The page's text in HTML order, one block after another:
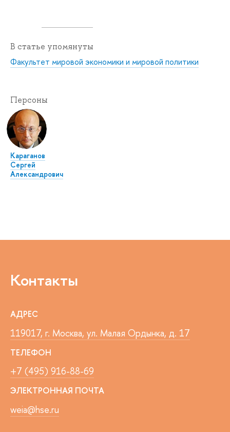
В статье упомянуты
Факультет мировой экономики и мировой политики
Персоны
Караганов
Сергей
Александрович
Контакты
АДРЕС
119017, г. Москва, ул. Малая Ордынка, д. 17
ТЕЛЕФОН
+7 (495) 916-88-69
ЭЛЕКТРОННАЯ ПОЧТА
weia@hse.ru